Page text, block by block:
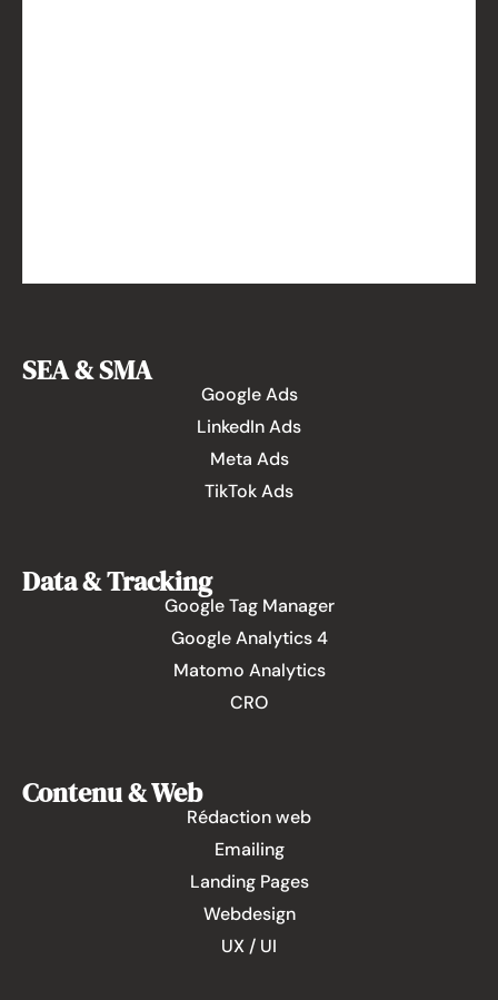
SEA & SMA
Google Ads
LinkedIn Ads
Meta Ads
TikTok Ads
Data & Tracking
Google Tag Manager
Google Analytics 4
Matomo Analytics
CRO
Contenu & Web
Rédaction web
Emailing
Landing Pages
Webdesign
UX / UI